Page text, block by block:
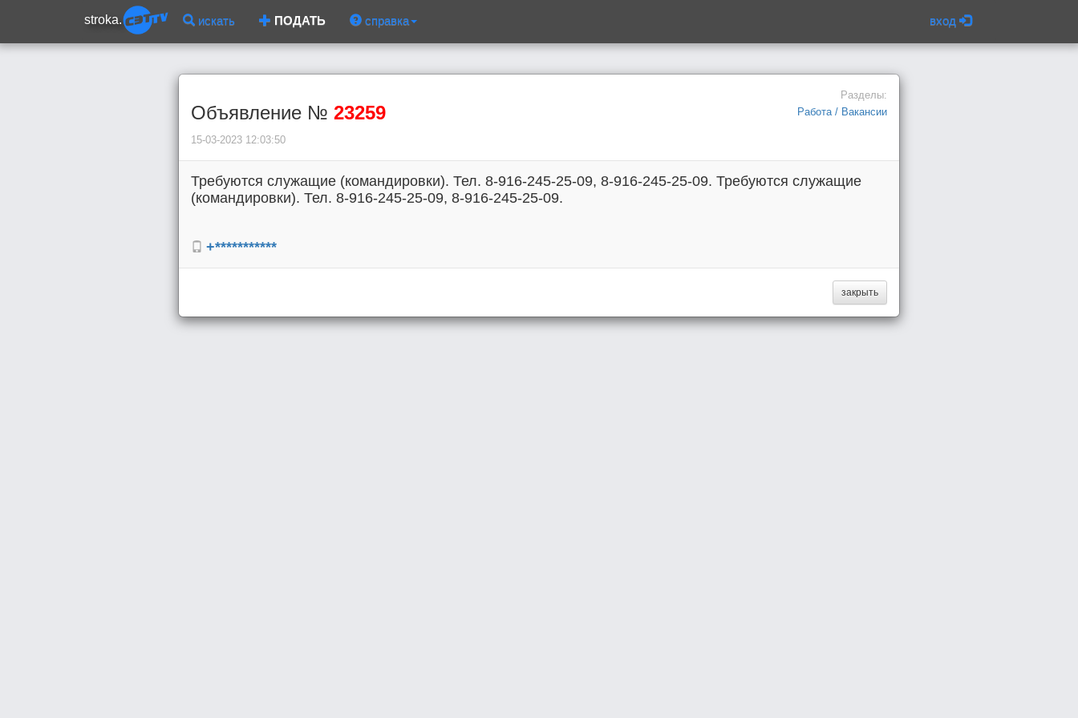
stroka. искать ПОДАТЬ справка вход
Объявление № 23259
15-03-2023 12:03:50
Разделы:
Работа / Вакансии
Требуются служащие (командировки). Тел. 8-916-245-25-09, 8-916-245-25-09. Требуются служащие
(командировки). Тел. 8-916-245-25-09, 8-916-245-25-09.
+***********
закрыть